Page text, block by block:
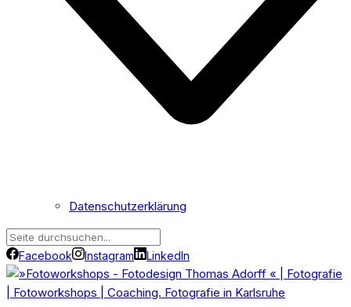
Datenschutzerklärung
Facebook Instagram LinkedIn